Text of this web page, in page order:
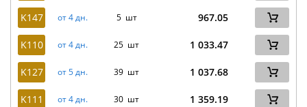
K147 от 4 дн. 5 шт 967.05
K110 от 4 дн. 25 шт 1 033.47
K127 от 5 дн. 39 шт 1 037.68
K111 от 4 дн. 30 шт 1 359.19